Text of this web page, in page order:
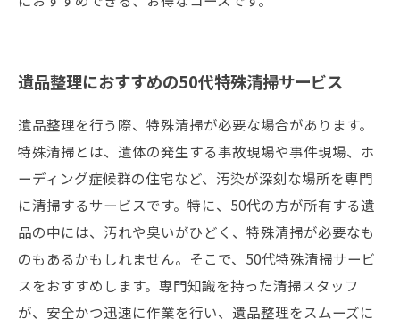
遺品整理におすすめの50代特殊清掃サービス
遺品整理を行う際、特殊清掃が必要な場合があります。
特殊清掃とは、遺体の発生する事故現場や事件現場、ホ
ーディング症候群の住宅など、汚染が深刻な場所を専門
に清掃するサービスです。特に、50代の方が所有する遺
品の中には、汚れや臭いがひどく、特殊清掃が必要なも
のもあるかもしれません。そこで、50代特殊清掃サービ
スをおすすめします。専門知識を持った清掃スタッフ
が、安全かつ迅速に作業を行い、遺品整理をスムーズに